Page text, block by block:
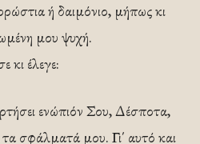
ή δαιμόνιο, μήπως κι
μου ψυχή.
κι έλεγε:
ενώπιόν Σου, Δέσποτα,
τα σφάλματά μου. Γι΄ αυτό και